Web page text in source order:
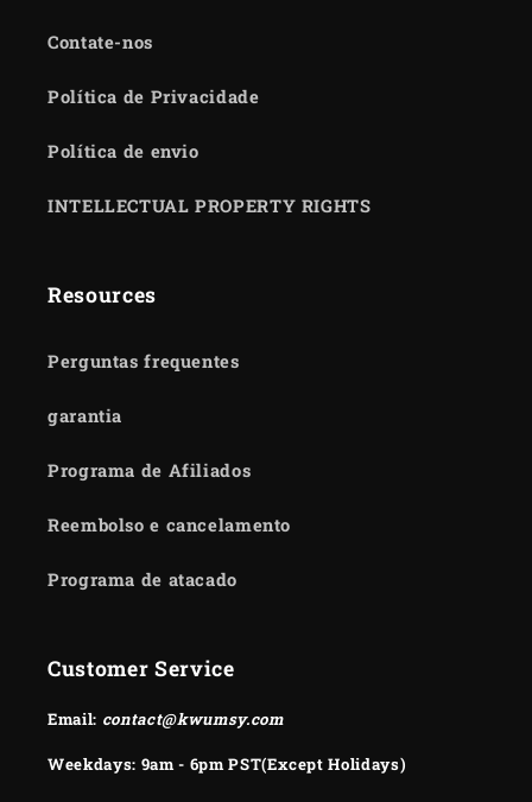
Contate-nos
Política de Privacidade
Política de envio
INTELLECTUAL PROPERTY RIGHTS
Resources
Perguntas frequentes
garantia
Programa de Afiliados
Reembolso e cancelamento
Programa de atacado
Customer Service
Email: contact@kwumsy.com
Weekdays: 9am - 6pm PST(Except Holidays)